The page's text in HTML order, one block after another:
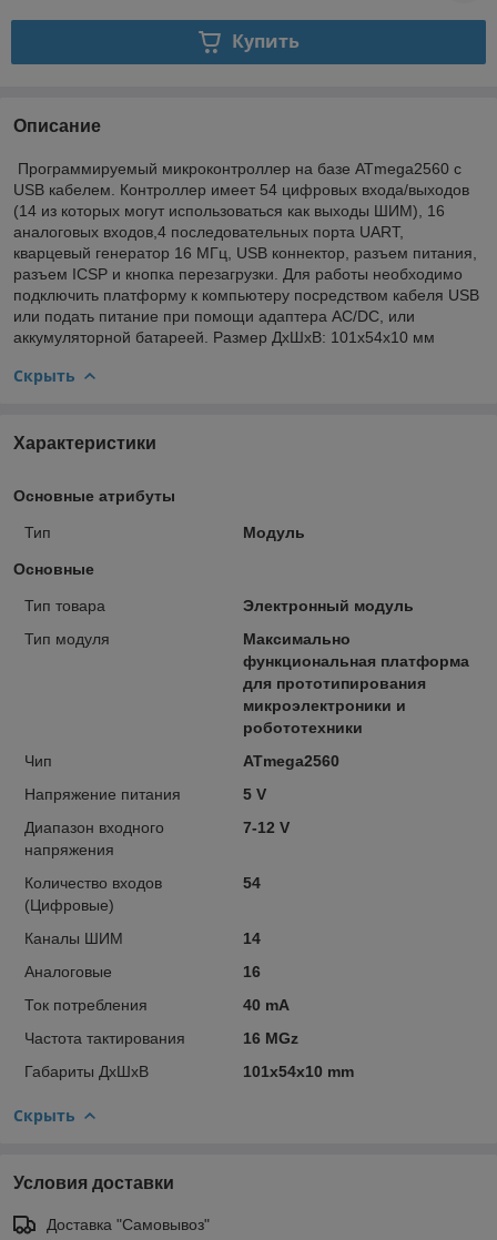
Купить
Описание
Программируемый микроконтроллер на базе ATmega2560 с
USB кабелем. Контроллер имеет 54 цифровых входа/выходов
(14 из которых могут использоваться как выходы ШИМ), 16
аналоговых входов,4 последовательных порта UART,
кварцевый генератор 16 МГц, USB коннектор, разъем питания,
разъем ICSP и кнопка перезагрузки. Для работы необходимо
подключить платформу к компьютеру посредством кабеля USB
или подать питание при помощи адаптера AC/DC, или
аккумуляторной батареей. Размер ДхШхВ: 101х54х10 мм
Скрыть
Характеристики
Основные атрибуты
Тип Модуль
Основные
Тип товара
Электронный модуль
Тип модуля
Максимально
функциональная платформа
для прототипирования
микроэлектроники и
робототехники
Чип
ATmega2560
Напряжение питания
5 V
Диапазон входного
напряжения
7-12 V
Количество входов
(Цифровые)
54
Каналы ШИМ
14
Аналоговые
16
Ток потребления
40 mA
Частота тактирования
16 MGz
Габариты ДхШхВ
101х54х10 mm
Скрыть
Условия доставки
Доставка "Самовывоз"